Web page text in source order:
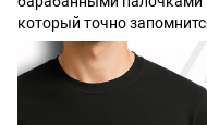
который точно